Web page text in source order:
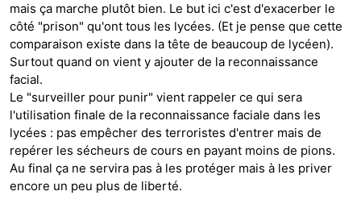
mais ça marche plutôt bien. Le but ici c'est d'exacerber le
côté "prison" qu'ont tous les lycées. (Et je pense que cette
comparaison existe dans la tête de beaucoup de lycéen).
Surtout quand on vient y ajouter de la reconnaissance
facial.
Le "surveiller pour punir" vient rappeler ce qui sera
l'utilisation finale de la reconnaissance faciale dans les
lycées : pas empêcher des terroristes d'entrer mais de
repérer les sécheurs de cours en payant moins de pions.
Au final ça ne servira pas à les protéger mais à les priver
encore un peu plus de liberté.